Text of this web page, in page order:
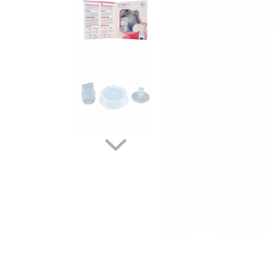
Pulsoximetre
Pulsoximetre de deget
Monitorizare medicala